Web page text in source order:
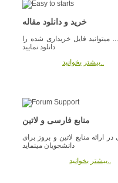
خرید و دانلود مقاله
فایل خریداری شده را
دانلود نمایید
بیشتر بخوانید..
منابع فارسی و لاتین
سعی در ارائه منابع لاتین و بروز برای
دانشجویان مینماید
بیشتر بخوانید..